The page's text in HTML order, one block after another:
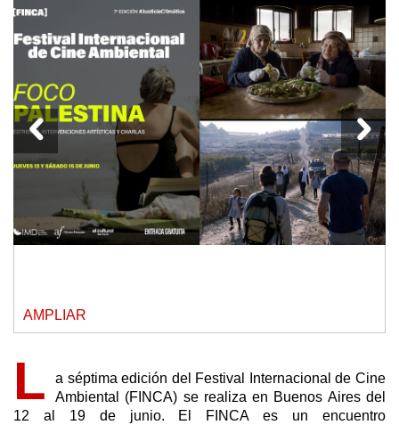
AMPLIAR
L
a séptima edición del Festival Internacional de Cine
Ambiental (FINCA) se realiza en Buenos Aires del
12 al 19 de junio. El FINCA es un encuentro